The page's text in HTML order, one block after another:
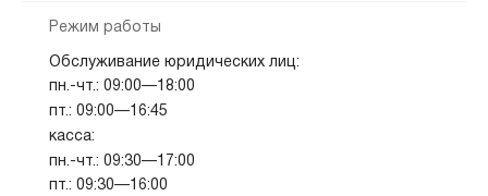
Режим работы
Обслуживание юридических лиц:
пн.-чт.: 09:00—18:00
пт.: 09:00—16:45
касса:
пн.-чт.: 09:30—17:00
пт.: 09:30—16:00